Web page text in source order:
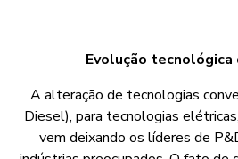
Evolução
A alteração de tecnologias
Diesel), para tecnologias
vem deixando os líderes de